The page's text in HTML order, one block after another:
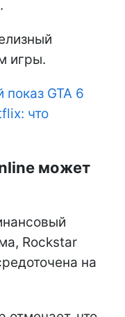
игры.
показ GTA 6
что
может
Rockstar
на